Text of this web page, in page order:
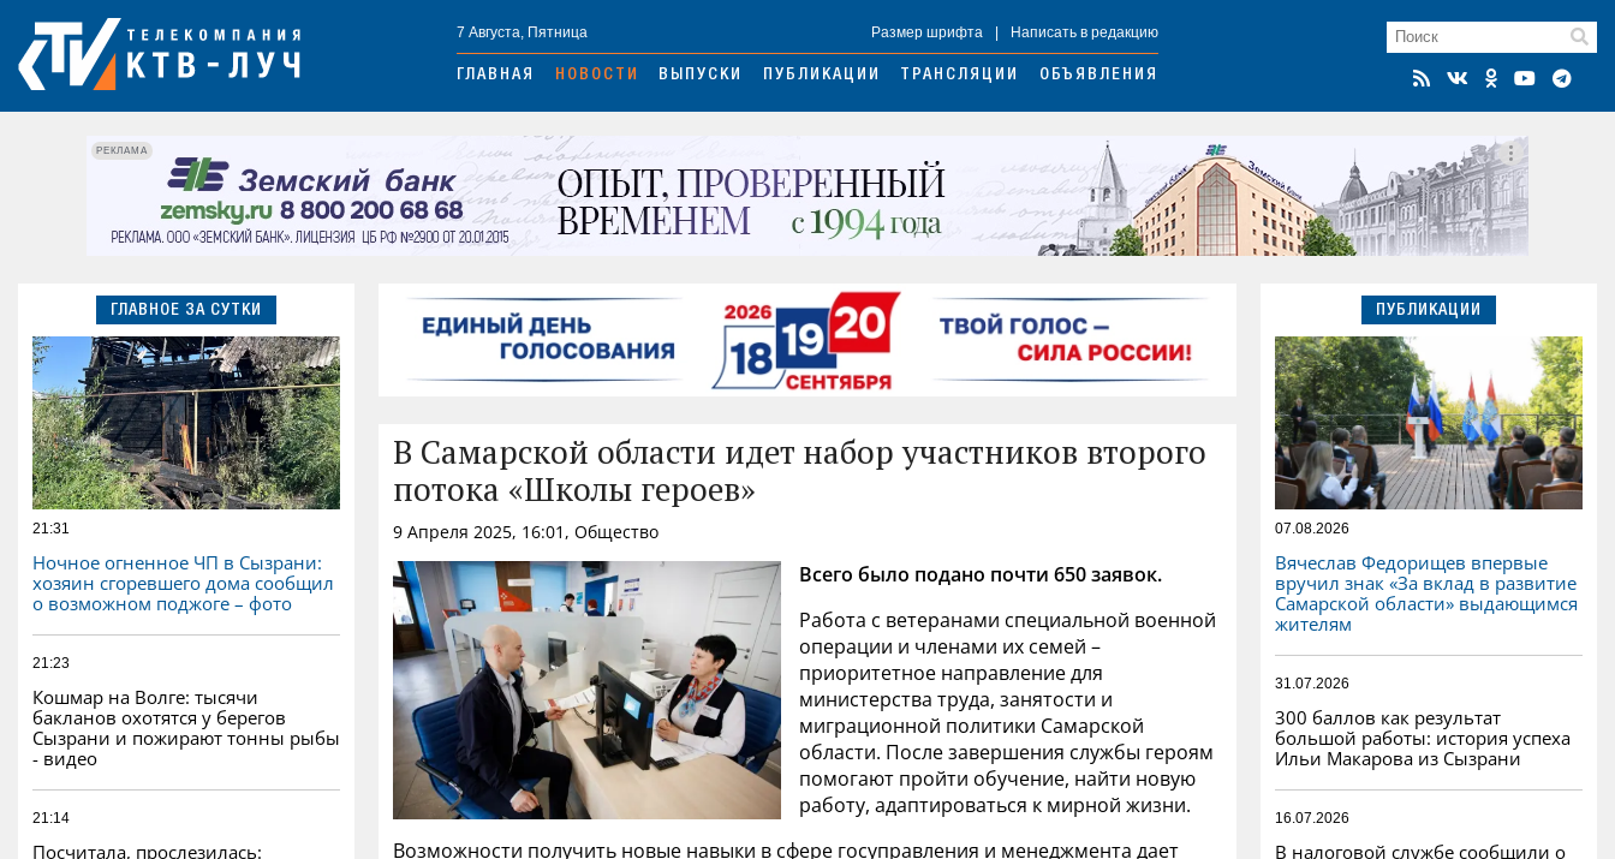
7 Августа, Пятница Размер шрифта Написать в редакцию
ГЛАВНАЯ НОВОСТИ ВЫПУСКИ ПУБЛИКАЦИИ ТРАНСЛЯЦИИ ОБЪЯВЛЕНИЯ
РЕКЛАМА
ГЛАВНОЕ ЗА СУТКИ
21:31
Ночное огненное ЧП в Сызрани:
хозяин сгоревшего дома сообщил
о возможном поджоге – фото
21:23
Кошмар на Волге: тысячи
бакланов охотятся у берегов
Сызрани и пожирают тонны рыбы
- видео
21:14
Посчитала, прослезилась:
В Самарской области идет набор участников второго
потока «Школы героев»
9 Апреля 2025, 16:01, Общество
Всего было подано почти 650 заявок.
Работа с ветеранами специальной военной
операции и членами их семей –
приоритетное направление для
министерства труда, занятости и
миграционной политики Самарской
области. После завершения службы героям
помогают пройти обучение, найти новую
работу, адаптироваться к мирной жизни.
Возможности получить новые навыки в сфере госуправления и менеджмента дает
ПУБЛИКАЦИИ
07.08.2026
Вячеслав Федорищев впервые
вручил знак «За вклад в развитие
Самарской области» выдающимся
жителям
31.07.2026
300 баллов как результат
большой работы: история успеха
Ильи Макарова из Сызрани
16.07.2026
В налоговой службе сообщили о